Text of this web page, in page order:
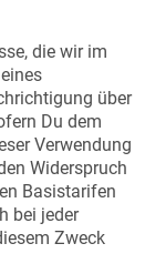
die wir im
über
Du dem
Verwendung
Widerspruch
Basistarifen
bei jeder
Zweck